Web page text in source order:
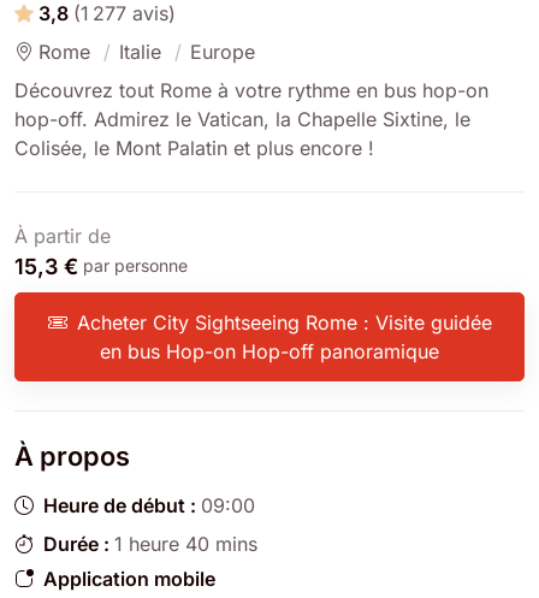
3,8 (1 277 avis)
Rome
Italie
Europe
Découvrez tout Rome à votre rythme en bus hop-on
hop-off. Admirez le Vatican, la Chapelle Sixtine, le
Colisée, le Mont Palatin et plus encore !
À partir de
15,3 € par personne
Acheter City Sightseeing Rome : Visite guidée
en bus Hop-on Hop-off panoramique
À propos
Heure de début : 09:00
Durée : 1 heure 40 mins
Application mobile